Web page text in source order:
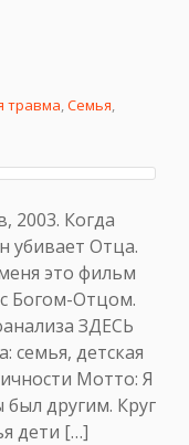
травма,Семья,
2003. Когда
убивает Отца.
это фильм
Богом-Отцом.
ЗДЕСЬ
семья, детская
Мотто: Я
другим. Круг
дети […]